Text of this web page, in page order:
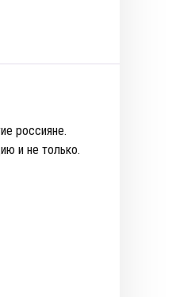
россияне.
и не только.